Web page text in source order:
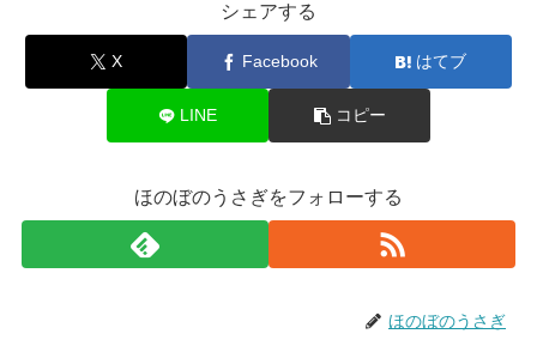
シェアする
X Facebook はてブ
LINE コピー
ほのぼのうさぎをフォローする
ほのぼのうさぎ